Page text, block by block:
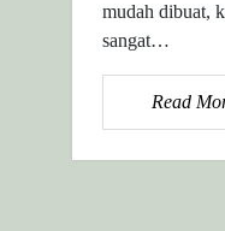
mudah dibuat,
sangat…
Read